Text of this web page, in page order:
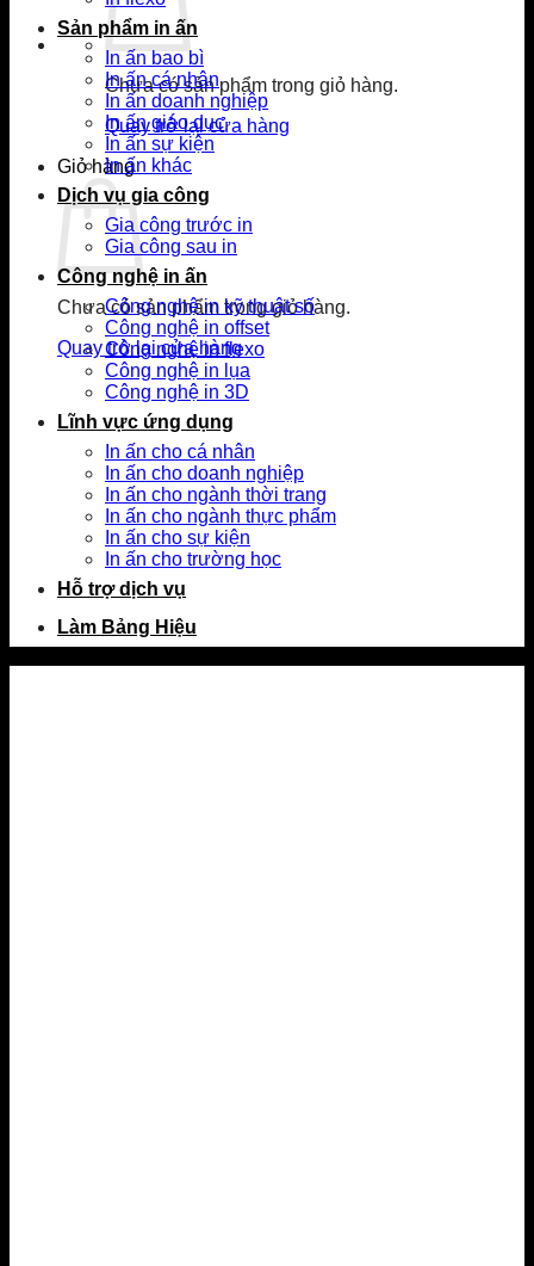
Chưa có sản phẩm trong giỏ hàng.
Quay trở lại cửa hàng
Giỏ hàng
Chưa có sản phẩm trong giỏ hàng.
Quay trở lại cửa hàng
Sản phẩm in ấn
In ấn bao bì
In ấn cá nhân
In ấn doanh nghiệp
In ấn giáo dục
In ấn sự kiện
In ấn khác
Dịch vụ gia công
Gia công trước in
Gia công sau in
Công nghệ in ấn
Công nghệ in kỹ thuật số
Công nghệ in offset
Công nghệ in flexo
Công nghệ in lụa
Công nghệ in 3D
Lĩnh vực ứng dụng
In ấn cho cá nhân
In ấn cho doanh nghiệp
In ấn cho ngành thời trang
In ấn cho ngành thực phẩm
In ấn cho sự kiện
In ấn cho trường học
Hỗ trợ dịch vụ
Làm Bảng Hiệu